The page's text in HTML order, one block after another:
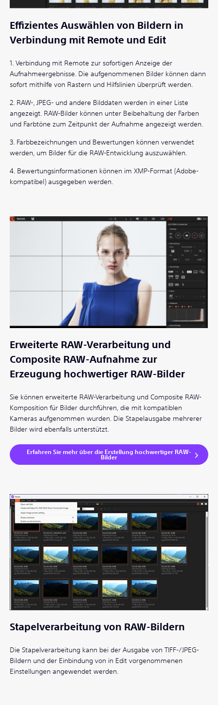
Effizientes Auswählen von Bildern in
Verbindung mit Remote und Edit
1. Verbindung mit Remote zur sofortigen Anzeige der
Aufnahmeergebnisse. Die aufgenommenen Bilder können dann
sofort mithilfe von Rastern und Hilfslinien überprüft werden.
2. RAW-, JPEG- und andere Bilddaten werden in einer Liste
angezeigt. RAW-Bilder können unter Beibehaltung der Farben
und Farbtöne zum Zeitpunkt der Aufnahme angezeigt werden.
3. Farbbezeichnungen und Bewertungen können verwendet
werden, um Bilder für die RAW-Entwicklung auszuwählen.
4. Bewertungsinformationen können im XMP-Format (Adobe-
kompatibel) ausgegeben werden.
Erweiterte RAW-Verarbeitung und
Composite RAW-Aufnahme zur
Erzeugung hochwertiger RAW-Bilder
Sie können erweiterte RAW-Verarbeitung und Composite RAW-
Komposition für Bilder durchführen, die mit kompatiblen
Kameras aufgenommen wurden. Die Stapelausgabe mehrerer
Bilder wird ebenfalls unterstützt.
Erfahren Sie mehr über die Erstellung hochwertiger RAW-
Bilder
Stapelverarbeitung von RAW-Bildern
Die Stapelverarbeitung kann bei der Ausgabe von TIFF-/JPEG-
Bildern und der Einbindung von in Edit vorgenommenen
Einstellungen angewendet werden.